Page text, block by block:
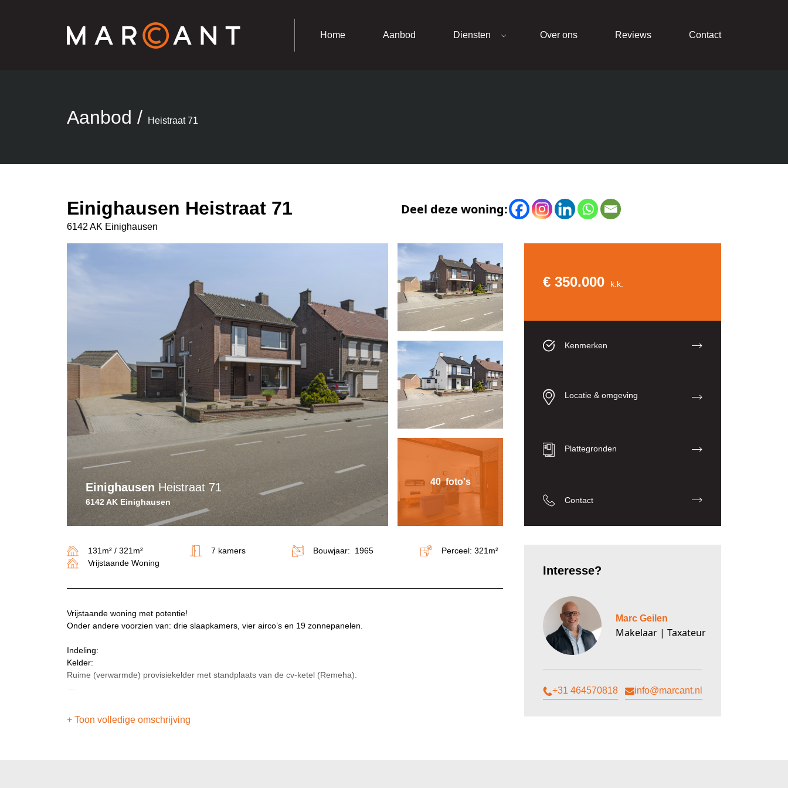
Home Aanbod Diensten Over ons Reviews Contact
Aanbod / Heistraat 71
Einighausen Heistraat 71
6142 AK Einighausen
EinighausenHeistraat 71
6142 AK Einighausen
40 foto's
€ 350.000 k.k.
Kenmerken
Locatie & omgeving
Plattegronden
Contact
131m² / 321m² 7 kamers Bouwjaar: 1965
Perceel: 321m²
Vrijstaande Woning
Vrijstaande woning met potentie!
Onder andere voorzien van: drie slaapkamers, vier airco’s en 19 zonnepanelen.
Indeling:
Kelder:
Ruime (verwarmde) provisiekelder met standplaats van de cv-ketel (Remeha).
De L-vormige woonkamer beschikt over een houten vloer en open haard. Vanuit de woonkamer is de ruime keuken
+ Toon volledige omschrijving
Interesse?
Marc Geilen
Makelaar | Taxateur
+31 464570818 info@marcant.nl